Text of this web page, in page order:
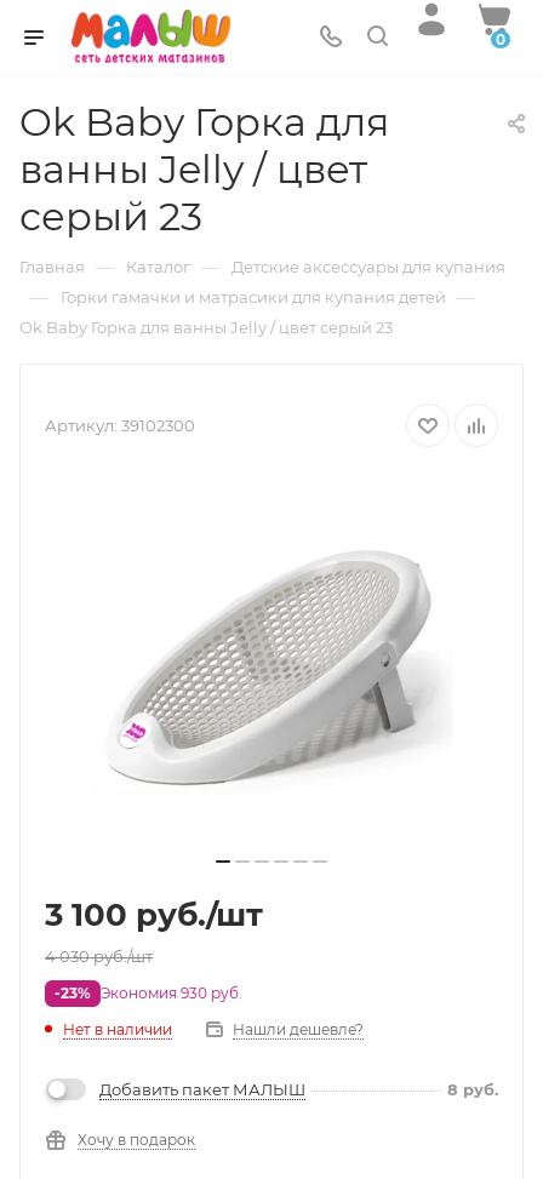
0
Ok Baby Горка для
ванны Jelly / цвет
серый 23
Главная — Каталог — Детские аксессуары для купания
— Горки гамачки и матрасики для купания детей —
Ok Baby Горка для ванны Jelly / цвет серый 23
Артикул: 39102300
3 100 руб./шт
4 030руб./шт
-23% Экономия 930 руб.
Нет в наличии
Нашли дешевле?
Добавить пакет МАЛЫШ 8 руб.
Хочу в подарок